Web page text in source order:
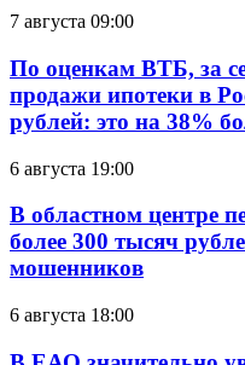
7 августа 09:00
По оценкам ВТБ, за
продажи ипотеки в
рублей: это на 38%
6 августа 19:00
В областном центре
более 300 тысяч
мошенников
6 августа 18:00